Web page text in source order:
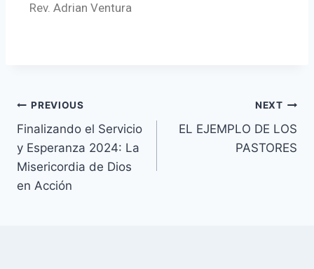
Rev. Adrian Ventura
PREVIOUS
Finalizando el Servicio
y Esperanza 2024: La
Misericordia de Dios
en Acción
NEXT
EL EJEMPLO DE LOS
PASTORES